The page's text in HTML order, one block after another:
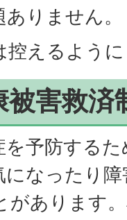
りません。
控えるよう
被害救済
を予防する
になったり
があります